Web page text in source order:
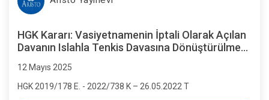
HGK Kararı: Vasiyetnamenin İptali Olarak Açılan
Davanın Islahla Tenkis Davasına Dönüştürülmesi,
Tarihin Esas Alınması Gerektiği
12 Mayıs 2025
HGK 2019/178 E. - 2022/738 K – 26.05.2022 T